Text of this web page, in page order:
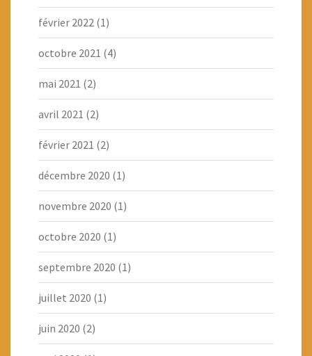
février 2022 (1)
octobre 2021 (4)
mai 2021 (2)
avril 2021 (2)
février 2021 (2)
décembre 2020 (1)
novembre 2020 (1)
octobre 2020 (1)
septembre 2020 (1)
juillet 2020 (1)
juin 2020 (2)